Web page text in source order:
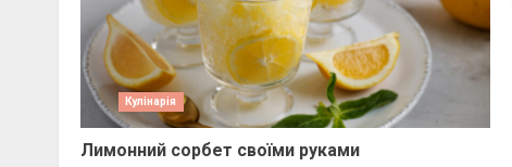
Кулінарія
Лимонний сорбет своїми руками